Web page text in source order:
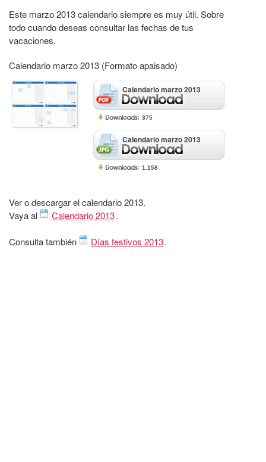
Este marzo 2013 calendario siempre es muy útil. Sobre
todo cuando deseas consultar las fechas de tus
vacaciones.
Calendario marzo 2013 (Formato apaisado)
Calendario marzo 2013
375
Calendario marzo 2013
1.158
Ver o descargar el calendario 2013.
Vaya al
Calendario 2013.
Consulta también Días festivos 2013.